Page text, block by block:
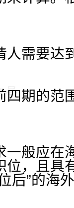
需要达
期的范
一般应在
位，且具
后”的海